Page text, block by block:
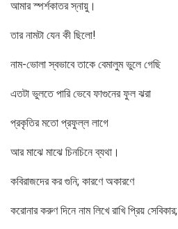
আমার স্পর্শকাতর স্নায়ু।
তার নামটা যেন কী ছিলো!
নাম-ভোলা স্বভাবে তাকে বেমালুম ভুলে গেছি
এতটা ভুলতে পারি ভেবে ফাগুনের ফুল ঝরা
প্রকৃতির মতো প্রফুল্ল লাগে
আর মাঝে মাঝে চিনচিনে ব্যথা।
কবিরাজদের কর গুনি; কারণে অকারণে
করোনার করুণ দিনে নাম লিখে রাখি প্রিয় সেবিকার;